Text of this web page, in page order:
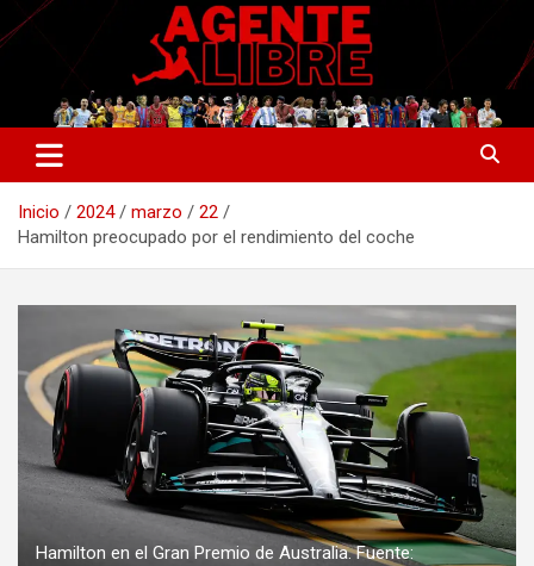
Saltar
al
Agente Libre Digital
La nueva generación del periodismo deportivo.
Inicio 2024 marzo
22
Hamilton preocupado por el rendimiento del coche
Hamilton en el Gran Premio de Australia. Fuente: